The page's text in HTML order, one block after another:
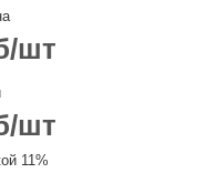
/шт
/шт
11%